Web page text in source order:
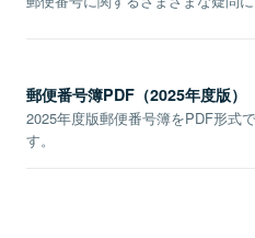
郵便番号簿PDF（2025年度版）
2025年度版郵便番号簿をPDF形式
す。